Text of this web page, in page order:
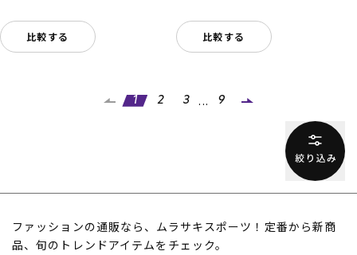
比較する 比較する
1 2 3 ... 9
ファッションの通販なら、ムラサキスポーツ！定番から新商
品、旬のトレンドアイテムをチェック。